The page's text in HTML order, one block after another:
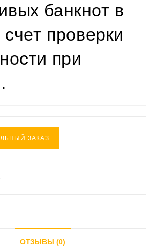
банкнот в
счет проверки
при
ЗАКАЗ
ОТЗЫВЫ (0)